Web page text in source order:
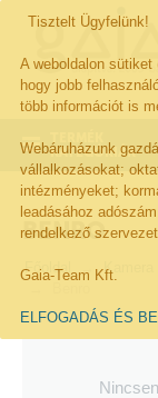
Tisztelt Ügyfelünk!
A weboldalon
hogy jobb
több információt is
Webáruházunk
vállalkozásokat;
intézményeket;
leadásához
rendelkező
Gaia-Team Kft.
ELFOGADÁS ÉS
KATEGÓRIÁK
BENRO
Főoldal Kamera